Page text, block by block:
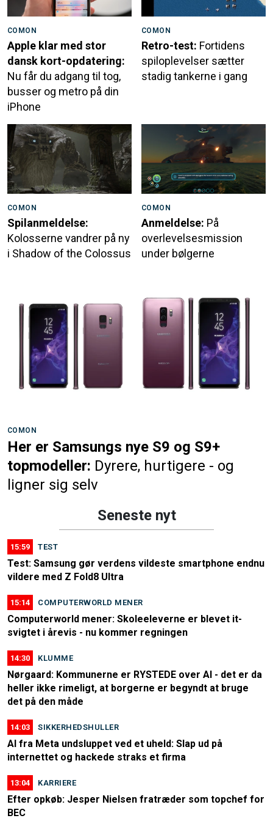
COMON
Apple klar med stor
dansk kort-opdatering:
Nu får du adgang til tog,
busser og metro på din
iPhone
COMON
Retro-test: Fortidens
spiloplevelser sætter
stadig tankerne i gang
COMON
Spilanmeldelse:
Kolosserne vandrer på ny
i Shadow of the Colossus
COMON
Anmeldelse: På
overlevelsesmission
under bølgerne
COMON
Her er Samsungs nye S9 og S9+
topmodeller: Dyrere, hurtigere - og
ligner sig selv
Seneste nyt
15:59 TEST
Test: Samsung gør verdens vildeste smartphone endnu
vildere med Z Fold8 Ultra
15:14 COMPUTERWORLD MENER
Computerworld mener: Skoleeleverne er blevet it-
svigtet i årevis - nu kommer regningen
14:30 KLUMME
Nørgaard: Kommunerne er RYSTEDE over AI - det er da
heller ikke rimeligt, at borgerne er begyndt at bruge
det på den måde
14:03 SIKKERHEDSHULLER
AI fra Meta undsluppet ved et uheld: Slap ud på
internettet og hackede straks et firma
13:04 KARRIERE
Efter opkøb: Jesper Nielsen fratræder som topchef for
BEC